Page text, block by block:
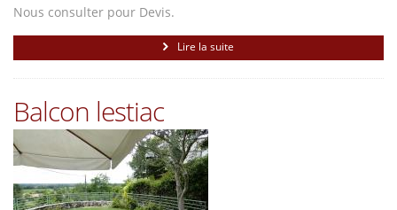
Nous consulter pour Devis.
Lire la suite
Balcon lestiac